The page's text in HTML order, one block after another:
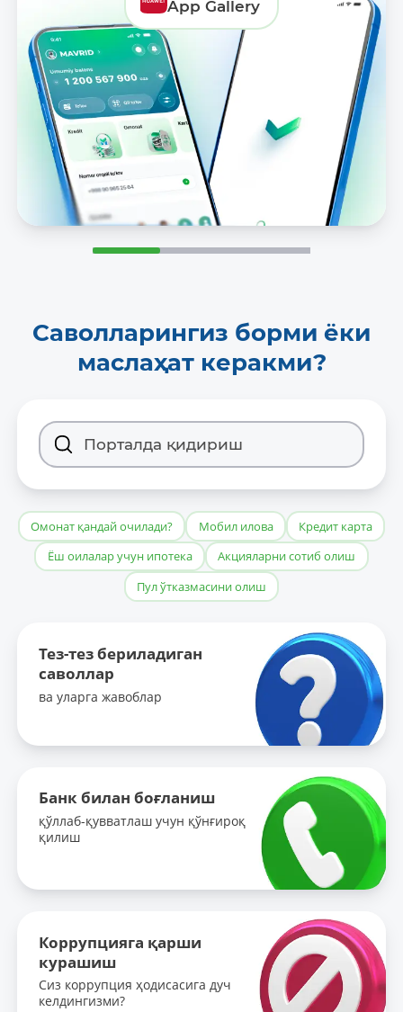
App Gallery
Саволларингиз борми ёки
маслаҳат керакми?
Омонат қандай очилади? Мобил илова
Кредит карта
Ёш оилалар учун ипотека
Акцияларни сотиб олиш
Пул ўтказмасини олиш
Тез-тез бериладиган
саволлар
ва уларга жавоблар
Банк билан боғланиш
қўллаб-қувватлаш учун қўнғироқ
қилиш
Коррупцияга қарши
курашиш
Сиз коррупция ҳодисасига дуч
келдингизми?